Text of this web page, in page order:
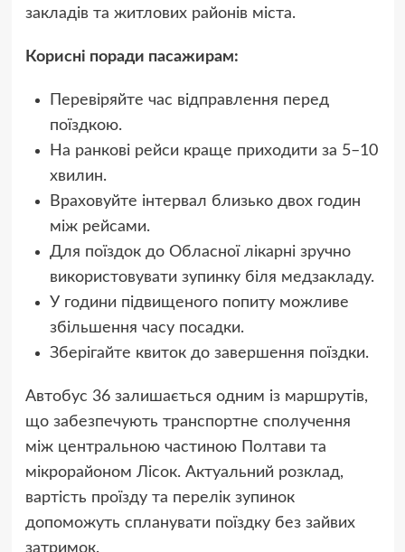
закладів та житлових районів міста.
Корисні поради пасажирам:
Перевіряйте час відправлення перед
поїздкою.
На ранкові рейси краще приходити за 5–10
хвилин.
Враховуйте інтервал близько двох годин
між рейсами.
Для поїздок до Обласної лікарні зручно
використовувати зупинку біля медзакладу.
У години підвищеного попиту можливе
збільшення часу посадки.
Зберігайте квиток до завершення поїздки.
Автобус 36 залишається одним із маршрутів,
що забезпечують транспортне сполучення
між центральною частиною Полтави та
мікрорайоном Лісок. Актуальний розклад,
вартість проїзду та перелік зупинок
допоможуть спланувати поїздку без зайвих
затримок.